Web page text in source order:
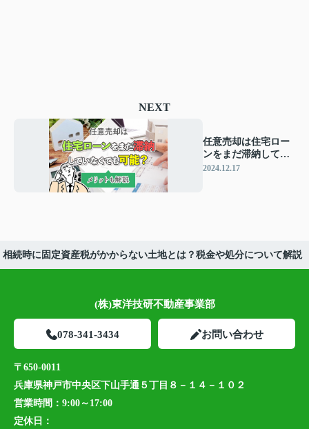
NEXT
任意売却は住宅ロー
ンをまだ滞納してい
なくても可能？メリ
2024.12.17
相続時に固定資産税がかからない土地とは？税金や処分について解説
(株)東洋技研不動産事業部
078-341-3434 お問い合わせ
〒650-0011
兵庫県神戸市中央区下山手通５丁目８－１４－１０２
営業時間： 9:00～17:00
定休日：